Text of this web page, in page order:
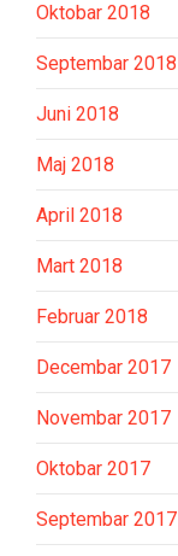
Oktobar 2018
Septembar 2018
Juni 2018
Maj 2018
April 2018
Mart 2018
Februar 2018
Decembar 2017
Novembar 2017
Oktobar 2017
Septembar 2017